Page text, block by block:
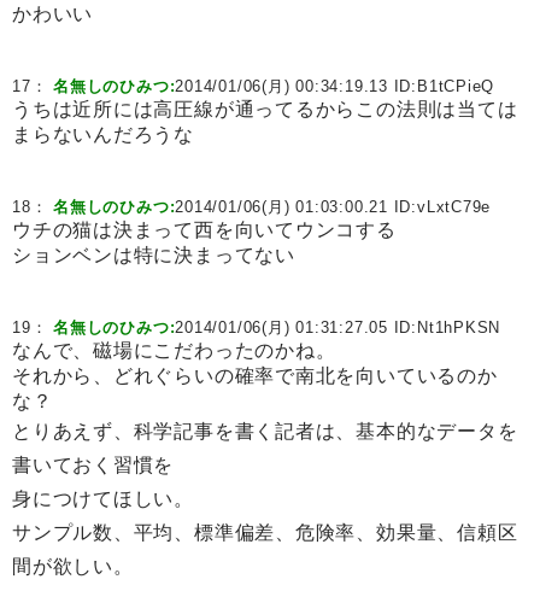
かわいい
17：名無しのひみつ:2014/01/06(月) 00:34:19.13 ID: B1tCPieQ
うちは近所には高圧線が通ってるからこの法則は当ては
まらないんだろうな
18：名無しのひみつ:2014/01/06(月) 01:03:00.21 ID:vLxtC79e
ウチの猫は決まって西を向いてウンコする
ションベンは特に決まってない
19：名無しのひみつ:2014/01/06(月) 01:31:27.05 ID: Nt1hPKSN
なんで、磁場にこだわったのかね。
それから、どれぐらいの確率で南北を向いているのか
な？
とりあえず、科学記事を書く記者は、基本的なデータを
書いておく習慣を
身につけてほしい。
サンプル数、平均、標準偏差、危険率、効果量、信頼区
間が欲しい。